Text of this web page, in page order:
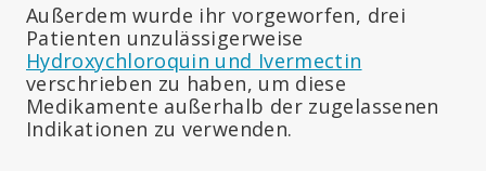
Außerdem wurde ihr vorgeworfen, drei
Patienten unzulässigerweise
Hydroxychloroquin und Ivermectin
verschrieben zu haben, um diese
Medikamente außerhalb der zugelassenen
Indikationen zu verwenden.